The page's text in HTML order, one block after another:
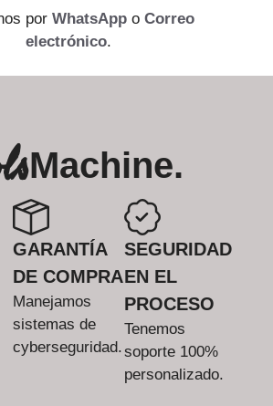
por WhatsAppo Correo
electrónico.
Machine.
GARANTÍA
DE COMPRA
Manejamos
sistemas de
cyberseguridad.
SEGURIDAD
EN EL
PROCESO
Tenemos
soporte 100%
personalizado.